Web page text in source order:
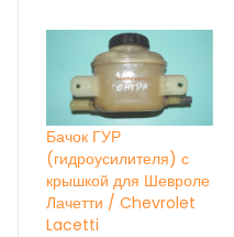
Бачок ГУР
(гидроусилителя) с
крышкой для Шевроле
Лачетти / Chevrolet
Lacetti